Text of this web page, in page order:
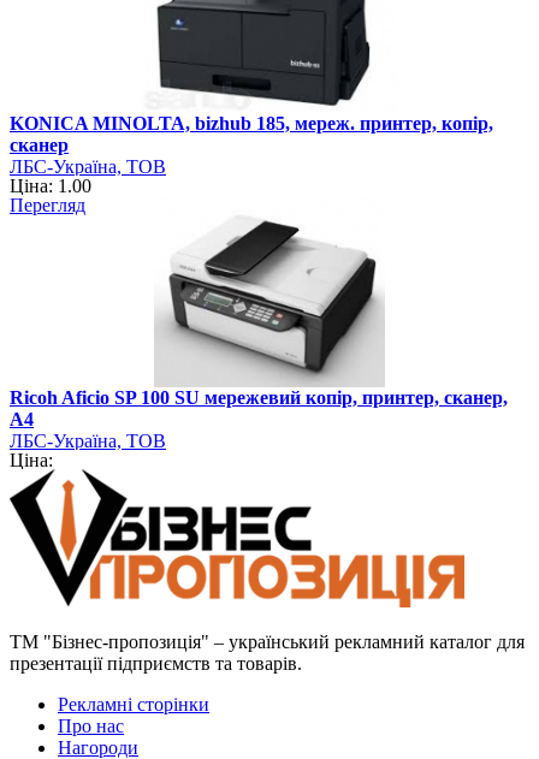
KONICA MINOLTA, bizhub 185, мереж. принтер, копір,
сканер
ЛБС-Україна, ТОВ
Ціна: 1.00
Перегляд
Ricoh Aficio SP 100 SU мережевий копір, принтер, сканер,
А4
ЛБС-Україна, ТОВ
Ціна:
ТМ "Бізнес-пропозиція" – український рекламний каталог для
презентації підприємств та товарів.
Рекламні сторінки
Про нас
Нагороди